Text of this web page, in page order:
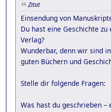
Zitat
Einsendung von
Du hast eine Geschichte
Verlag?
Wunderbar, denn wir sind
guten Büchern und
Stelle dir folgende Fragen:
Was hast du geschrieben –